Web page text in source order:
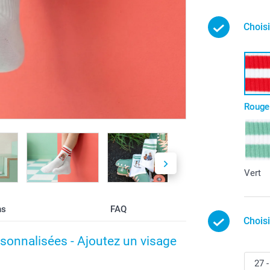
FAQ
- Ajoutez un visage
Rouge
Vert